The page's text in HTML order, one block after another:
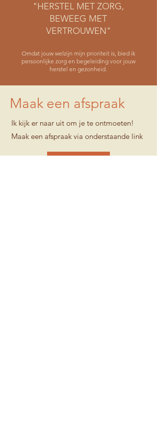
"HERSTEL MET ZORG,
BEWEEG MET
VERTROUWEN"
Omdat jouw welzijn mijn prioriteit is, bied ik
persoonlijke zorg en begeleiding voor jouw
herstel en gezonheid.
Maak een afspraak
Ik kijk er naar uit om je te ontmoeten!
Maak een afspraak via onderstaande link